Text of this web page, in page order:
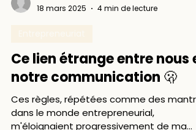
18 mars 2025
Entrepreneuriat
Ce lien étrange entre nous
notre communication 🫢